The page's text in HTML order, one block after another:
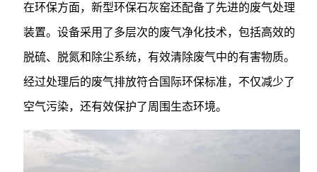
在环保方面，新型环保石灰窑还配备了先进的废气处理
装置。设备采用了多层次的废气净化技术，包括高效的
脱硫、脱氮和除尘系统，有效清除废气中的有害物质。
经过处理后的废气排放符合国际环保标准，不仅减少了
空气污染，还有效保护了周围生态环境。